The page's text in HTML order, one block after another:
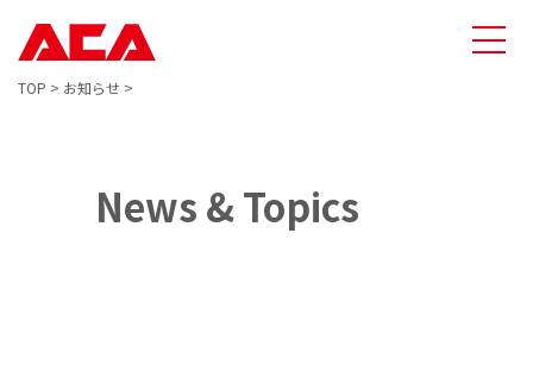
TOP > お知らせ >
News & Topics